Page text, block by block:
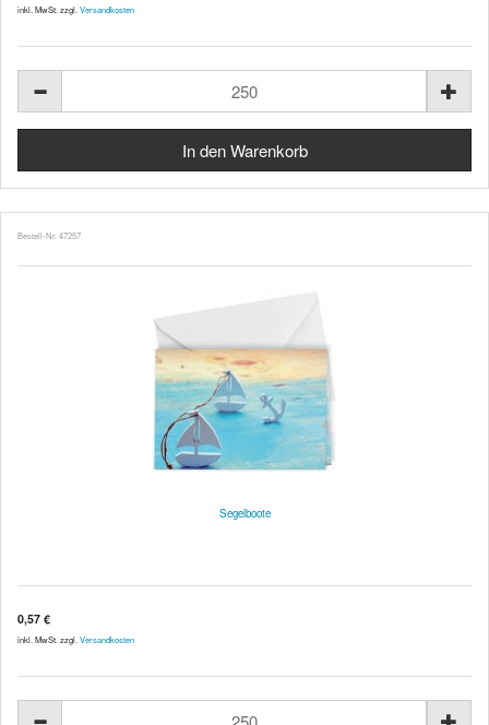
inkl. MwSt. zzgl. Versandkosten
Bestell-Nr. 47257
Segelboote
0,57 €
inkl. MwSt. zzgl. Versandkosten